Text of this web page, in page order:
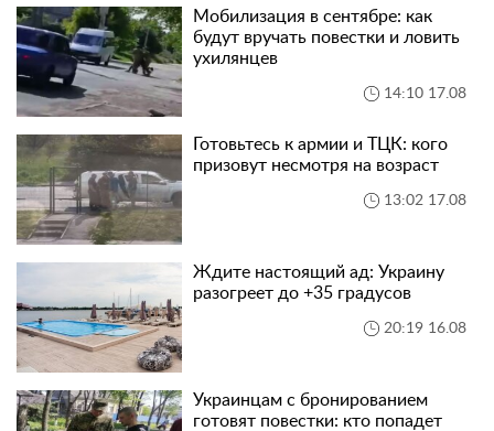
Мобилизация в сентябре: как
будут вручать повестки и ловить
ухилянцев
14:10 17.08
Готовьтесь к армии и ТЦК: кого
призовут несмотря на возраст
13:02 17.08
Ждите настоящий ад: Украину
разогреет до +35 градусов
20:19 16.08
Украинцам с бронированием
готовят повестки: кто попадет